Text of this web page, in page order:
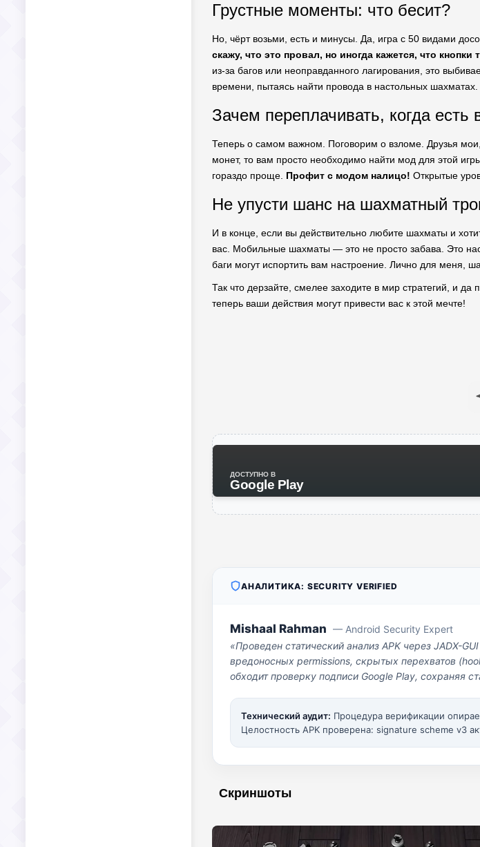
Грустные моменты: что бесит?
Но, чёрт возьми, есть и минусы. Да, игра с 50 видами
скажу, что это провал, но иногда кажется, что
из-за багов или неоправданного лагирования, это
времени, пытаясь найти провода в настольных
Зачем переплачивать, когда есть
Теперь о самом важном. Поговорим о взломе. Друзья
монет, то вам просто необходимо найти мод для этой
гораздо проще. Профит с модом налицо! Открытые
Не упусти шанс на шахматный
И в конце, если вы действительно любите шахматы и
вас. Мобильные шахматы — это не просто забава. Это
баги могут испортить вам настроение. Лично для меня,
Так что дерзайте, смелее заходите в мир стратегий, и
теперь ваши действия могут привести вас к этой мечте!
ДОСТУПНО В
Google Play
АНАЛИТИКА: SECURITY VERIFIED
Mishaal Rahman — Android Security Expert
«Проведен статический анализ APK через JADX-
вредоносных permissions, скрытых перехватов
обходит проверку подписи Google Play, сохраняя
Технический аудит: Процедура верификации
Целостность APK проверена: signature scheme v3
Скриншоты